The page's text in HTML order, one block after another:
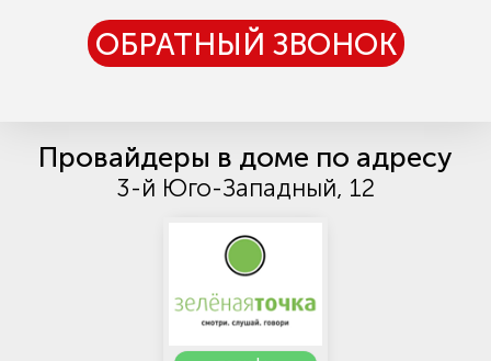
ОБРАТНЫЙ ЗВОНОК
Провайдеры в доме по адресу
3-й Юго-Западный, 12